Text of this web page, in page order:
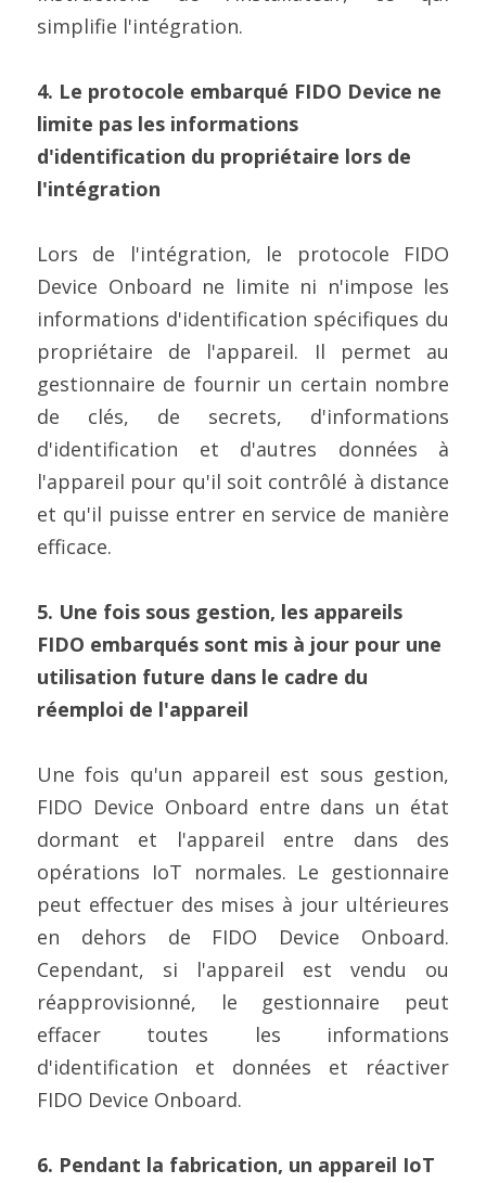
simplifie l'intégration.
4. Le protocole embarqué FIDO Device ne
limite pas les informations
d'identification du propriétaire lors de
l'intégration
Lors de l'intégration, le protocole FIDO
Device Onboard ne limite ni n'impose les
informations d'identification spécifiques du
propriétaire de l'appareil. Il permet au
gestionnaire de fournir un certain nombre
de clés, de secrets, d'informations
d'identification et d'autres données à
l'appareil pour qu'il soit contrôlé à distance
et qu'il puisse entrer en service de manière
efficace.
5. Une fois sous gestion, les appareils
FIDO embarqués sont mis à jour pour une
utilisation future dans le cadre du
réemploi de l'appareil
Une fois qu'un appareil est sous gestion,
FIDO Device Onboard entre dans un état
dormant et l'appareil entre dans des
opérations IoT normales. Le gestionnaire
peut effectuer des mises à jour ultérieures
en dehors de FIDO Device Onboard.
Cependant, si l'appareil est vendu ou
réapprovisionné, le gestionnaire peut
effacer toutes les informations
d'identification et données et réactiver
FIDO Device Onboard.
6. Pendant la fabrication, un appareil IoT